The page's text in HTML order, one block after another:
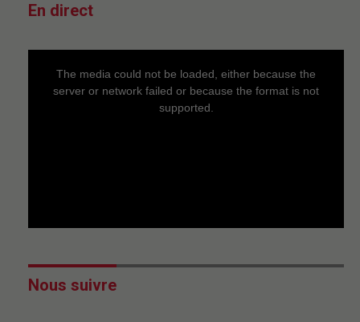
En direct
The media could not be loaded, either because the
server or network failed or because the format is not
supported.
Nous suivre